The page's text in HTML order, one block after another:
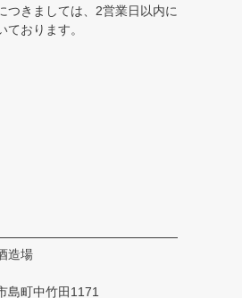
つきましては、2営業日以内に
ております。
造場
島町中竹田1171